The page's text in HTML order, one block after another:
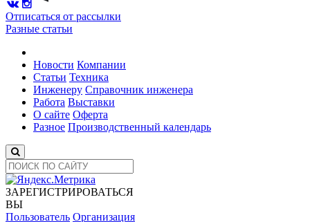
Отписаться от рассылки
Разные статьи
Новости Компании
Статьи Техника
Инженеру Справочник инженера
Работа Выставки
О сайте Оферта
Разное Производственный календарь
ЗАРЕГИСТРИРОВАТЬСЯ
ВЫ
Пользователь Организация